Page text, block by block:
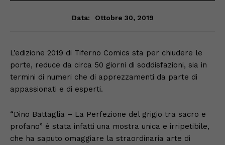
Data: Ottobre 30, 2019
L’edizione 2019 di Tiferno Comics sta per chiudere le
porte, reduce da circa 50 giorni di soddisfazioni, sia in
termini di numeri che di apprezzamenti da parte di
appassionati e di esperti.
“Dino Battaglia – La Perfezione del grigio tra sacro e
profano” è stata infatti una mostra unica e irripetibile,
che ha saputo omaggiare la straordinaria arte di